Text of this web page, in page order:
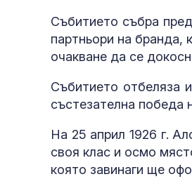
Събитието събра
партньори на бранда,
очакване да се
Събитието отбеляза
състезателна победа
На 25 април 1926 г.
своя клас и осмо
която завинаги ще